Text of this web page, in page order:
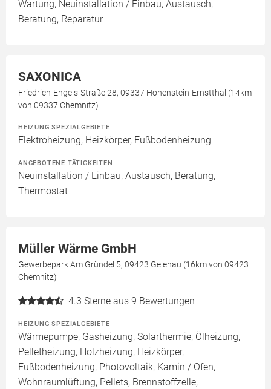
Wartung, Neuinstallation / Einbau, Austausch,
Beratung, Reparatur
SAXONICA
Friedrich-Engels-Straße 28, 09337 Hohenstein-Ernstthal (14km
von 09337 Chemnitz)
HEIZUNG SPEZIALGEBIETE
Elektroheizung, Heizkörper, Fußbodenheizung
ANGEBOTENE TÄTIGKEITEN
Neuinstallation / Einbau, Austausch, Beratung,
Thermostat
Müller Wärme GmbH
Gewerbepark Am Gründel 5, 09423 Gelenau (16km von 09423
Chemnitz)
4.3 Sterne aus 9 Bewertungen
HEIZUNG SPEZIALGEBIETE
Wärmepumpe, Gasheizung, Solarthermie, Ölheizung,
Pelletheizung, Holzheizung, Heizkörper,
Fußbodenheizung, Photovoltaik, Kamin / Ofen,
Wohnraumlüftung, Pellets, Brennstoffzelle,